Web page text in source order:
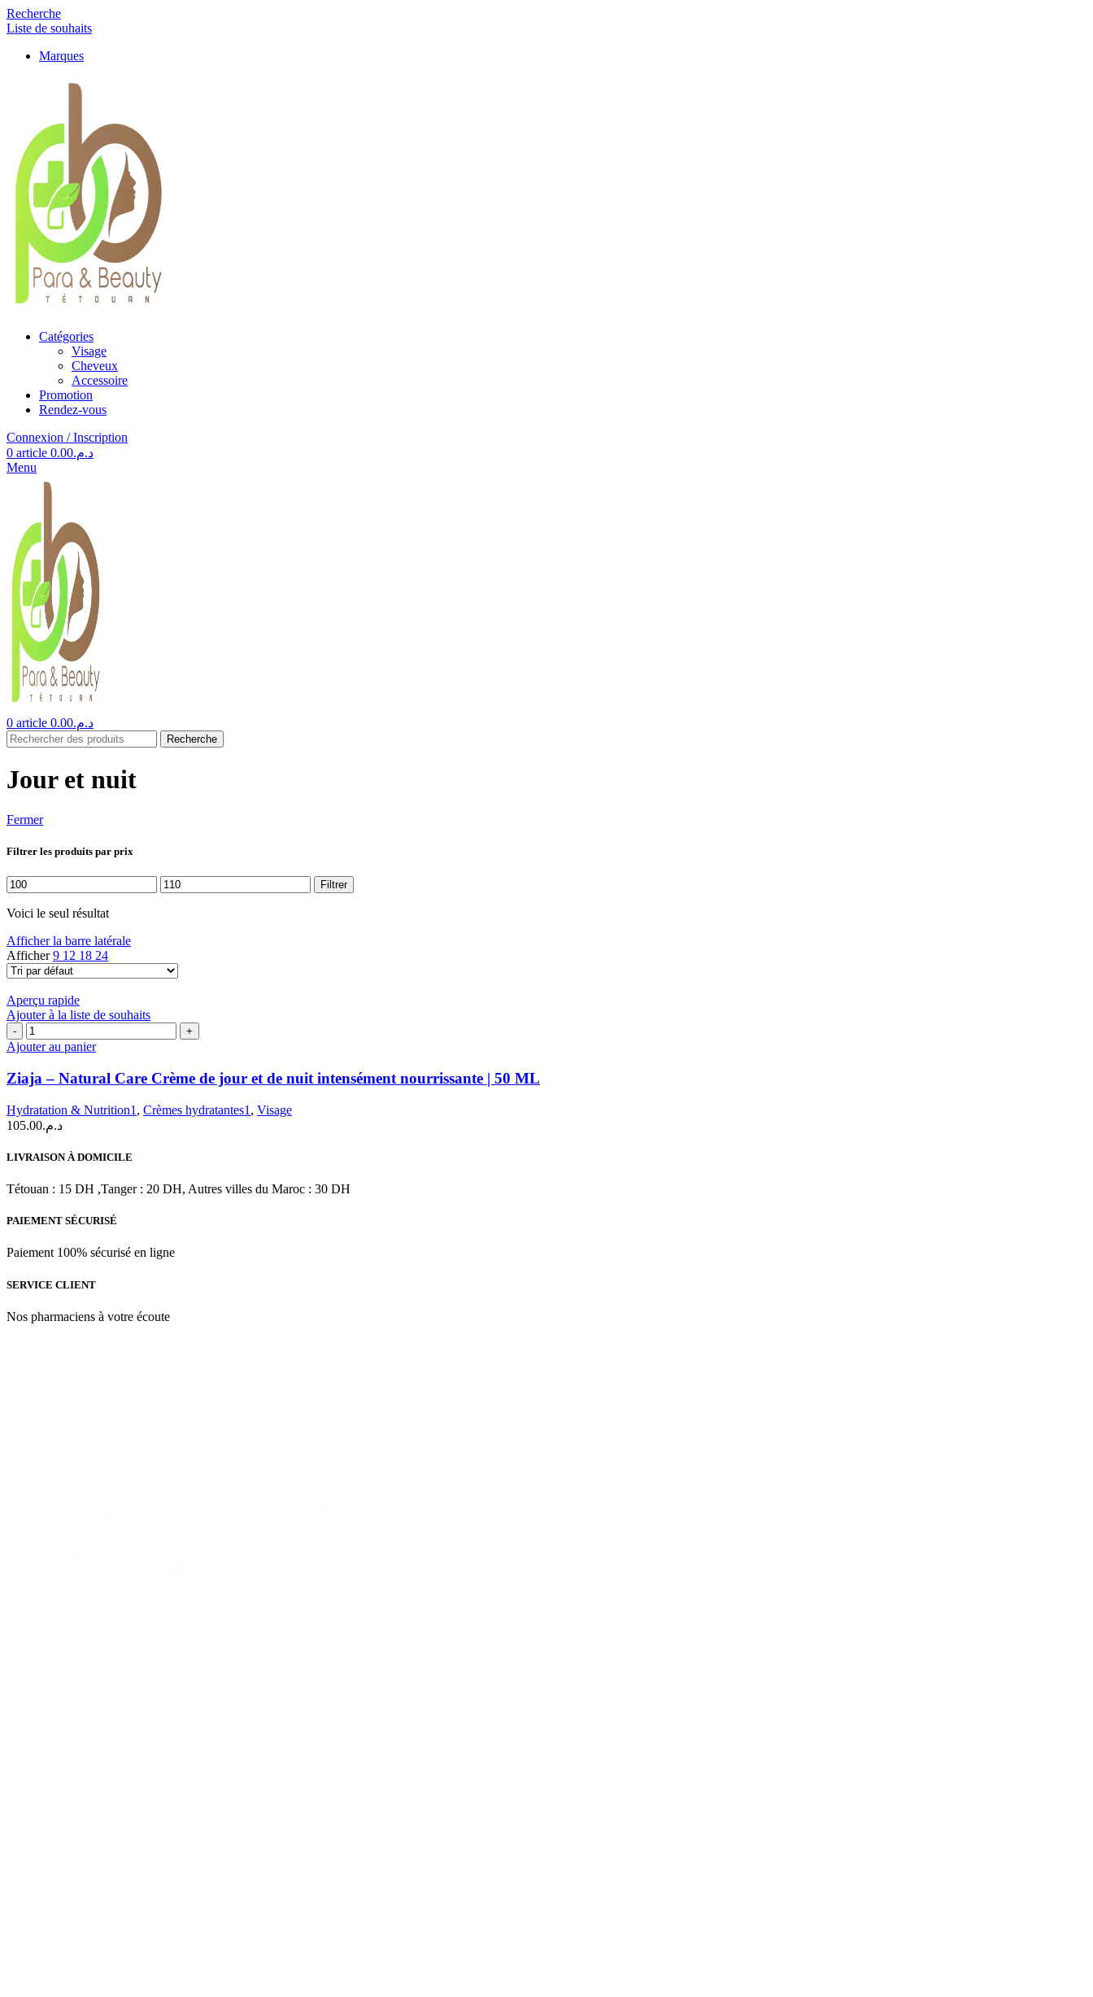
Recherche
Liste de souhaits
Marques
Catégories
Visage
Cheveux
Accessoire
Promotion
Rendez-vous
Connexion / Inscription
0 article د.م.0.00
Menu
0 article د.م.0.00
Recherche
Jour et nuit
Fermer
Filtrer les produits par prix
Prix
min
Prix
max
Filtrer
Voici le seul résultat
Afficher la barre latérale
Afficher9 12 18 24
Aperçu rapide
Ajouter à la liste de souhaits
quantité
de
Natural
Crème
de
et
nuit
nourrissante
50
Ajouter au panier
Ziaja – Natural Care Crème de jour et de nuit intensément nourrissante | 50 ML
Hydratation & Nutrition1 , Crèmes hydratantes1 , Visage
د.م.105.00
LIVRAISON À DOMICILE
Tétouan : 15 DH ,Tanger : 20 DH, Autres villes du Maroc : 30 DH
PAIEMENT SÉCURISÉ
Paiement 100% sécurisé en ligne
SERVICE CLIENT
Nos pharmaciens à votre écoute